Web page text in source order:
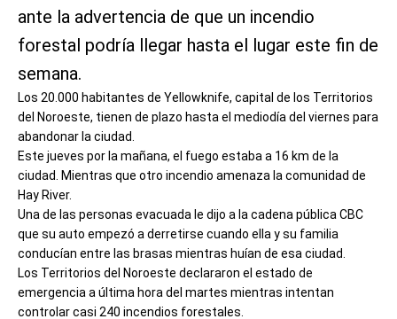
ante la advertencia de que un incendio
forestal podría llegar hasta el lugar este fin de
semana.
Los 20.000 habitantes de Yellowknife, capital de los Territorios
del Noroeste, tienen de plazo hasta el mediodía del viernes para
abandonar la ciudad.
Este jueves por la mañana, el fuego estaba a 16 km de la
ciudad. Mientras que otro incendio amenaza la comunidad de
Hay River.
Una de las personas evacuada le dijo a la cadena pública CBC
que su auto empezó a derretirse cuando ella y su familia
conducían entre las brasas mientras huían de esa ciudad.
Los Territorios del Noroeste declararon el estado de
emergencia a última hora del martes mientras intentan
controlar casi 240 incendios forestales.